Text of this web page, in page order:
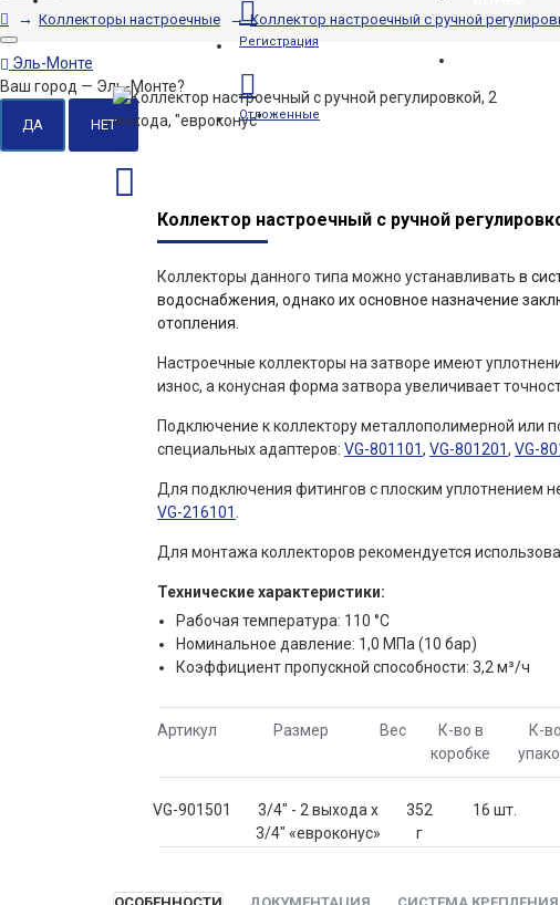
Эль-Монте
Ваш город — Эль-Монте?
Регистрация
Отложенные
Коллекторы настроечные Коллектор настроечный с ручной
Коллектор настроечный с ручной
Коллекторы данного типа можно устанавливать в
водоснабжения, однако их основное назначение
отопления.
Настроечные коллекторы на затворе имеют
износ, а конусная форма затвора увеличивает
Подключение к коллектору металлополимерной или
специальных адаптеров: VG-801101, VG-801201, VG-
Для подключения фитингов с плоским уплотнением
VG-216101
Для монтажа коллекторов рекомендуется
Технические характеристики:
Рабочая температура: 110 °С
Номинальное давление: 1,0 МПа (10 бар)
Коэффициент пропускной способности: 3,2 м³/ч
Артикул Размер Вес
К-во в
коробке
К-
VG-901501
3/4" - 2 выхода х
3/4" «евроконус»
352
г
16 шт.